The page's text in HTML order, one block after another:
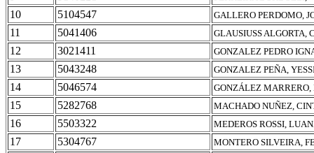
10 5104547 GALLERO PERDOMO,
11 5041406 GLAUSIUSS ALGORTA,
12 3021411 GONZALEZ PEDRO
13 5043248 GONZALEZ PEÑA,
14 5046574 GONZÁLEZ
15 5282768 MACHADO NUÑEZ,
16 5503322 MEDEROS ROSSI,
17 5304767 MONTERO SILVEIRA,